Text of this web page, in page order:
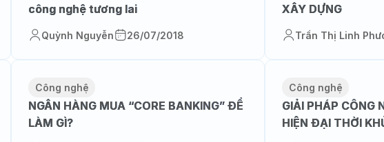
công nghệ tương lai
Quỳnh Nguyễn 26/07/2018
XÂY DỰNG
Trần Thị Linh
Công nghệ
NGÂN HÀNG MUA “CORE BANKING” ĐỂ
LÀM GÌ?
Công nghệ
GIẢI PHÁP CÔNG
HIỆN ĐẠI THỜI